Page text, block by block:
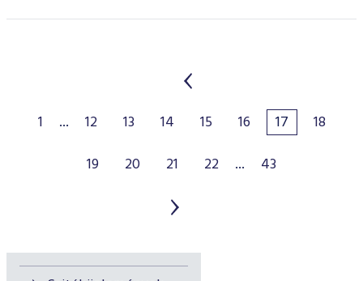
1 ... 12 13 14 15 16 17
18
19
20 21 22 ... 43